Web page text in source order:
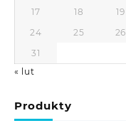
17
18 19
24
25 26
31
« lut
Produkty